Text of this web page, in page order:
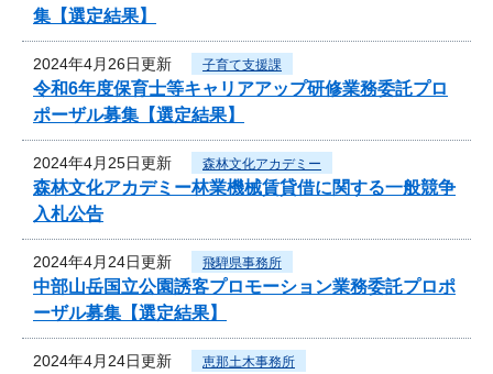
集【選定結果】
2024年4月26日更新 子育て支援課
令和6年度保育士等キャリアアップ研修業務委託プロ
ポーザル募集【選定結果】
2024年4月25日更新 森林文化アカデミー
森林文化アカデミー林業機械賃貸借に関する一般競争
入札公告
2024年4月24日更新 飛騨県事務所
中部山岳国立公園誘客プロモーション業務委託プロポ
ーザル募集【選定結果】
2024年4月24日更新 恵那土木事務所